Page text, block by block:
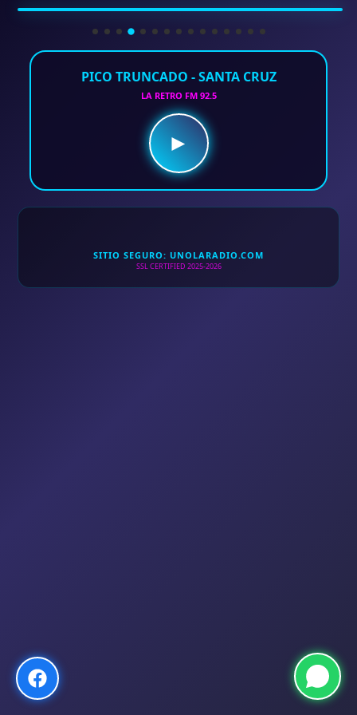
PICO TRUNCADO - SANTA CRUZ
LA RETRO FM 92.5
►
SITIO SEGURO: UNOLARADIO.COM
SSL CERTIFIED 2025-2026